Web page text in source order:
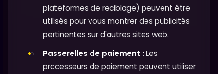
plateformes de reciblage) peuvent être
utilisés pour vous montrer des publicités
pertinentes sur d'autres sites web.
Passerelles de paiement :Les
processeurs de paiement peuvent utiliser